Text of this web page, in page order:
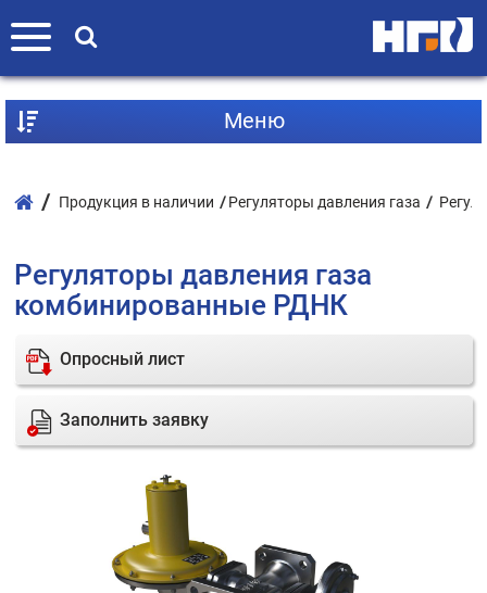
Mеню
Продукция в наличии Регуляторы давления газа
Регуляторы давления газа
комбинированные РДНК
Опросный лист
Заполнить заявку